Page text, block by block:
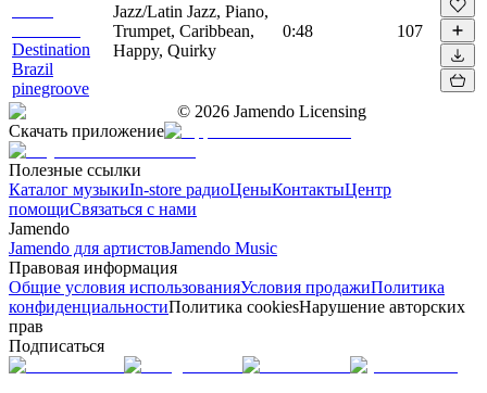
Destination
Brazil
pinegroove
Jazz/Latin Jazz, Piano,
Trumpet, Caribbean,
Happy, Quirky
0:48 107
© 2026 Jamendo Licensing
Скачать приложение
Полезные ссылки
Каталог музыкиIn-store радиоЦеныКонтактыЦентр
помощиСвязаться с нами
Jamendo
Jamendo для артистовJamendo Music
Правовая информация
Общие условия использованияУсловия продажиПолитика
конфиденциальностиПолитика cookiesНарушение авторских
прав
Подписаться